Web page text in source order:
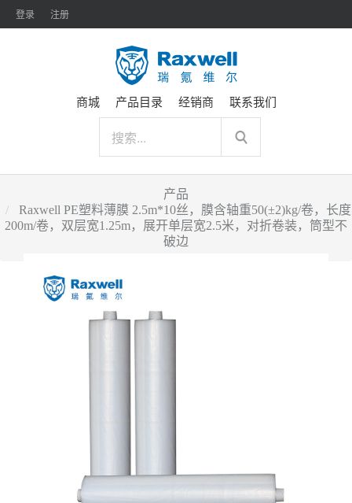
登录 注册
商城 产品目录 经销商 联系我们
产品
Raxwell PE塑料薄膜 2.5m*10丝，膜含轴重50(±2)kg/卷，长度
200m/卷，双层宽1.25m，展开单层宽2.5米，对折卷装，筒型不
破边